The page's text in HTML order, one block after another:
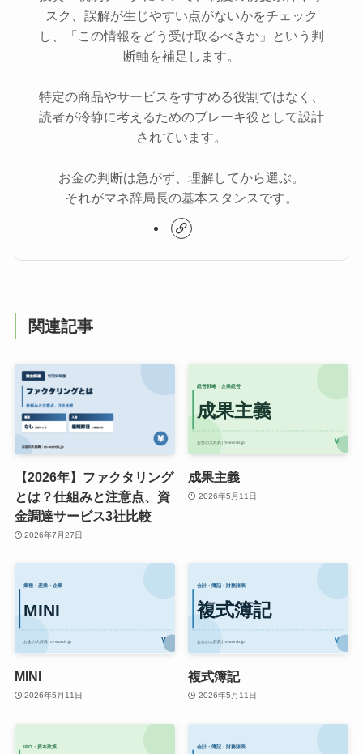
スク、誤解が生じやすい点がないかをチェック
し、「この情報をどう受け取るべきか」という判
断軸を補足します。
特定の商品やサービスをすすめる役割ではなく、
読者が冷静に考えるためのブレーキ役として設計
されています。
お金の判断は急がず、理解してから選ぶ。
それがマネ辞局長の基本スタンスです。
関連記事
【2026年】ファクタリング
とは？仕組みと注意点、資
金調達サービス3社比較
2026年7月27日
成果主義
2026年5月11日
MINI
2026年5月11日
複式簿記
2026年5月11日